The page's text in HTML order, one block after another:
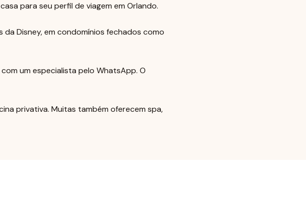
para seu perfil de viagem em Orlando.
da Disney, em condomínios fechados como
um especialista pelo WhatsApp. O
privativa. Muitas também oferecem spa,